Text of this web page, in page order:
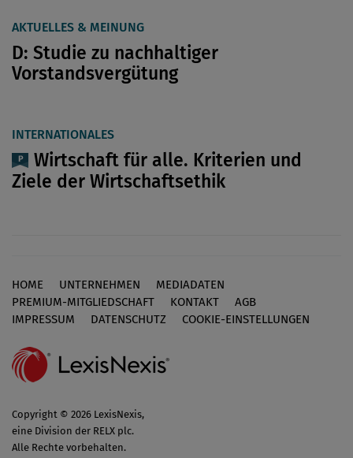
AKTUELLES & MEINUNG
D: Studie zu nachhaltiger
Vorstandsvergütung
INTERNATIONALES
Wirtschaft für alle. Kriterien und
Ziele der Wirtschaftsethik
Footer
HOME UNTERNEHMEN
MEDIADATEN
PREMIUM-MITGLIEDSCHAFT
KONTAKT
AGB
IMPRESSUM
DATENSCHUTZ COOKIE-EINSTELLUNGEN
Copyright © 2026 LexisNexis,
eine Division der RELX plc.
Alle Rechte vorbehalten.